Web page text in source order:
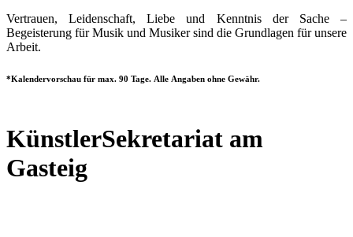
Vertrauen, Leidenschaft, Liebe und Kenntnis der Sache –
Begeisterung für Musik und Musiker sind die Grundlagen für unsere
Arbeit.
*Kalendervorschau für max. 90 Tage. Alle Angaben ohne Gewähr.
KünstlerSekretariat am
Gasteig